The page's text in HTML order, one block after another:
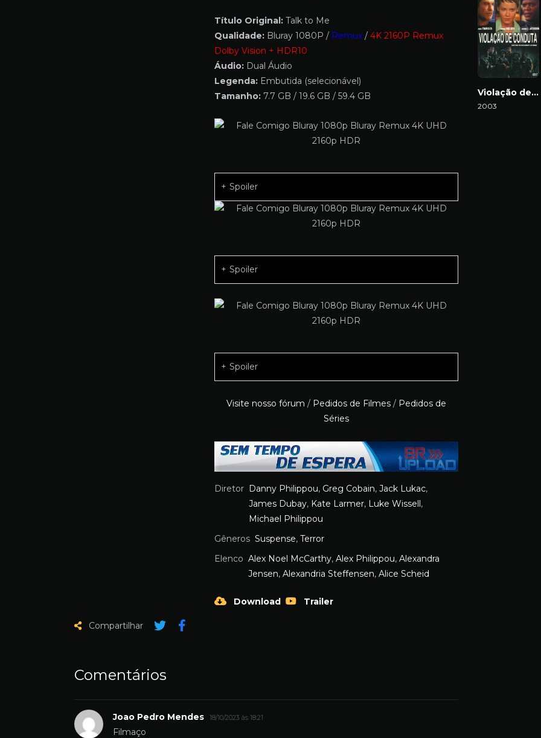
Título Original: Talk to Me
Qualidade: Bluray 1080P / Remux / 4K 2160P Remux
Dolby Vision + HDR10
Áudio: Dual Áudio
Legenda: Embutida (selecionável)
Tamanho: 7.7 GB / 19.6 GB / 59.4 GB
Spoiler
Spoiler
Spoiler
Visite nosso fórum / Pedidos de Filmes / Pedidos de
Séries
Diretor Danny Philippou, Greg Cobain, Jack Lukac,
James Dubay, Kate Larmer, Luke Wissell,
Michael Philippou
Gêneros Suspense, Terror
Elenco Alex Noel McCarthy, Alex Philippou, Alexandra
Jensen, Alexandria Steffensen, Alice Scheid
Download Trailer
Compartilhar
Comentários
Joao Pedro Mendes 18/10/2023 às 18:21
Filmaço
Violação de Conduta
2003